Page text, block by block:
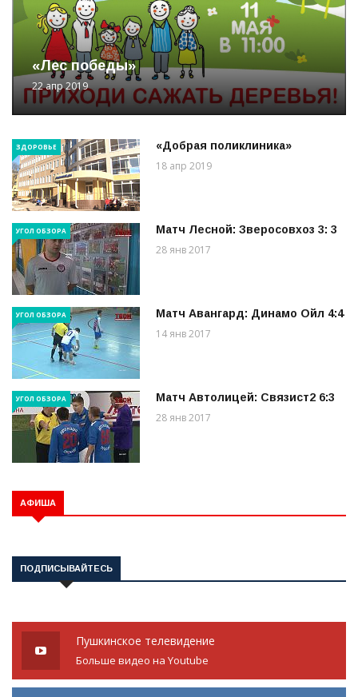
«Лес победы»
22 апр 2019
ЗДОРОВЬЕ «Добрая поликлиника»
18 апр 2019
УГОЛ ОБЗОРА Матч Лесной: Зверосовхоз 3: 3
28 янв 2017
УГОЛ ОБЗОРА Матч Авангард: Динамо Ойл 4:4
14 янв 2017
УГОЛ ОБЗОРА Матч Автолицей: Связист2 6:3
28 янв 2017
АФИША
ПОДПИСЫВАЙТЕСЬ
Пушкинское телевидение
Больше видео на Youtube